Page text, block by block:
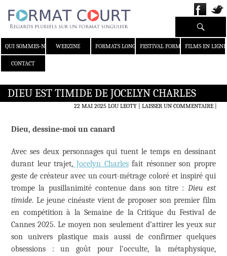
QUI SOMMES-NOUS ?WEBZINE FORMATS LONGS FESTIVAL FORMAT COURT
FILMS EN LIGNE
CONTACT
Recherche
DIEU EST TIMIDE DE JOCELYN CHARLES
22 MAI 2025 LOU LEOTY LAISSER UN COMMENTAIRE|
Dieu, dessine-moi un canard
Avec ses deux personnages qui tuent le temps en dessinant
durant leur trajet, Jocelyn Charlesfait résonner son propre
geste de créateur avec un court-métrage coloré et inspiré qui
trompe la pusillanimité contenue dans son titre : Dieu est
timide. Le jeune cinéaste vient de proposer son premier film
en compétition à la Semaine de la Critique du Festival de
Cannes 2025. Le moyen non seulement d’attirer les yeux sur
son univers plastique mais aussi de confirmer quelques
obsessions : un goût pour l’occulte, la métaphysique,